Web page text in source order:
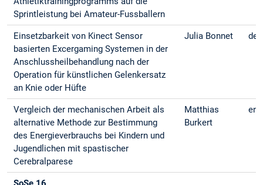
Sprintleistung bei Amateur-Fussballern
Einsetzbarkeit von Kinect Sensor
basierten Excergaming Systemen in der
Anschlussheilbehandlung nach der
Operation für künstlichen Gelenkersatz
an Knie oder Hüfte
Julia Bonnet
Vergleich der mechanischen Arbeit als
alternative Methode zur Bestimmung
des Energieverbrauchs bei Kindern und
Jugendlichen mit spastischer
Cerebralparese
Matthias
Burkert